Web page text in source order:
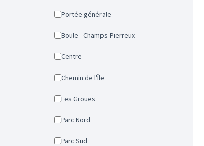
Portée générale
Boule - Champs-Pierreux
Centre
Chemin de l'Île
Les Groues
Parc Nord
Parc Sud